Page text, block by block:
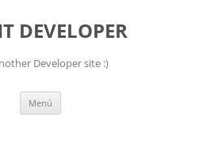
DEVELOPER
Developer site :)
Menú